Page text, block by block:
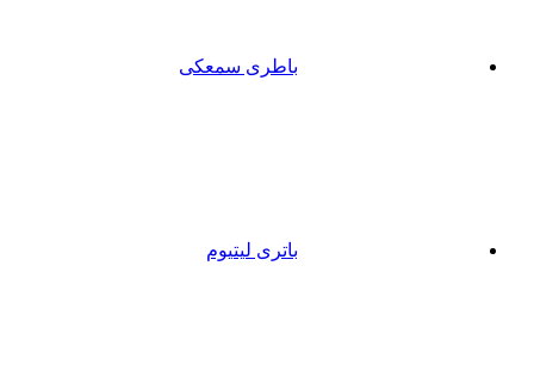
باطری سمعکی
باتری لیتیوم